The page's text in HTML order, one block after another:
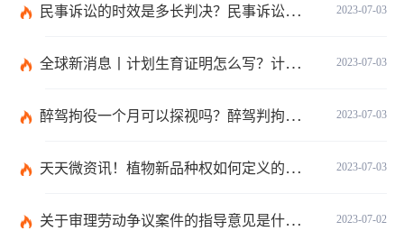
2023-07-03
民事诉讼的时效是多长判决？民事诉讼的诉讼费用计算-天天简讯
2023-07-03
全球新消息丨计划生育证明怎么写？计划生育证明都需要什么材料？
2023-07-03
醉驾拘役一个月可以探视吗？醉驾判拘役当庭执行吗？
2023-07-03
天天微资讯！植物新品种权如何定义的？植物新品种权应符合什么条件？
2023-07-02
关于审理劳动争议案件的指导意见是什么？法院审理劳动争议案件的条件是什么？